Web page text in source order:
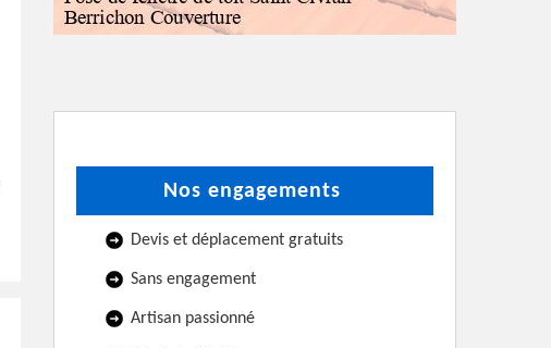
Nos engagements
Devis et déplacement gratuits
Sans engagement
Artisan passionné